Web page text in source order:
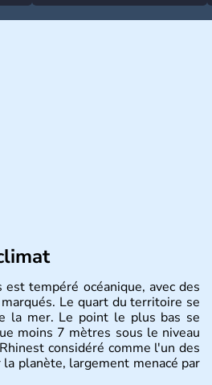
tempéré océanique, avec des
Le quart du territoire se
la mer. Le point le plus bas se
moins 7 mètres sous le niveau
considéré comme l'un des
planète, largement menacé par